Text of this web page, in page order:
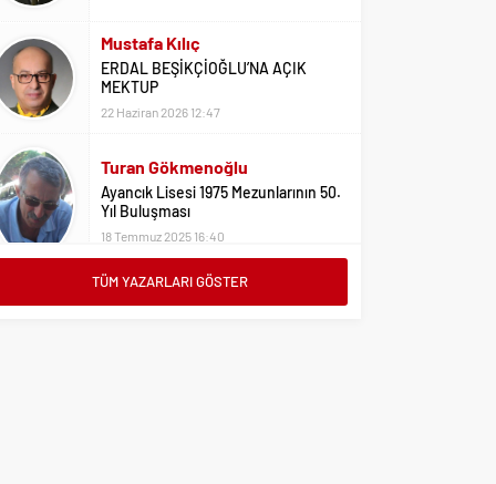
Turan Gökmenoğlu
Ayancık Lisesi 1975 Mezunlarının 50.
Yıl Buluşması
Adil Yıldız
Bu Sene Fenerbahçe Ülke Puanlarını
Sırtladı
TÜM YAZARLARI GÖSTER